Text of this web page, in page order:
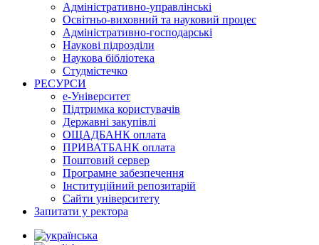
Адміністративно-управлінські
Освітньо-виховний та науковий процес
Адміністративно-господарські
Наукові підрозділи
Наукова бібліотека
Студмістечко
РЕСУРСИ
е-Університет
Підтримка користувачів
Державні закупівлі
ОЩАДБАНК оплата
ПРИВАТБАНК оплата
Поштовий сервер
Програмне забезпечення
Інституційний репозитарій
Сайти університету
Запитати у ректора